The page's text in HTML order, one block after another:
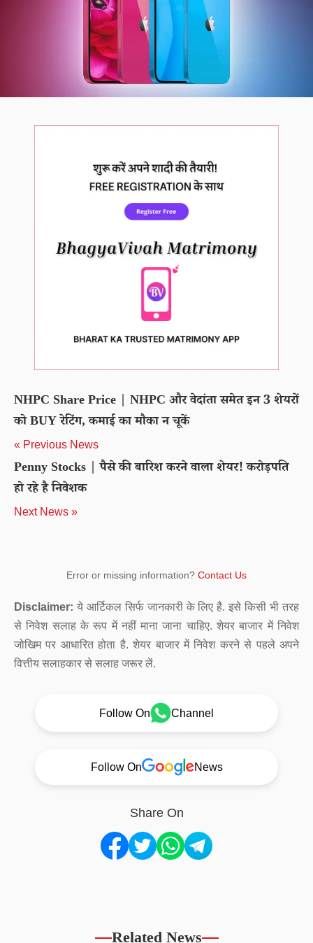
NHPC Share Price | NHPC और वेदांता समेत इन 3 शेयरों
को BUY रेटिंग, कमाई का मौका न चूकें
« Previous News
Penny Stocks | पैसे की बारिश करने वाला शेयर! करोड़पति
हो रहे है निवेशक
Next News »
Error or missing information? Contact Us
Disclaimer: ये आर्टिकल सिर्फ जानकारी के लिए है. इसे किसी भी तरह
से निवेश सलाह के रूप में नहीं माना जाना चाहिए. शेयर बाजार में निवेश
जोखिम पर आधारित होता है. शेयर बाजार में निवेश करने से पहले अपने
वित्तीय सलाहकार से सलाह जरूर लें.
Follow On Channel
Follow On News
Share On